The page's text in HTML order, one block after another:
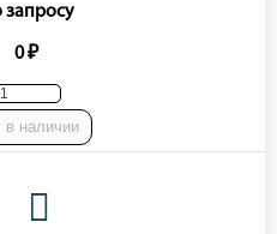
запросу
0 ₽
в наличии